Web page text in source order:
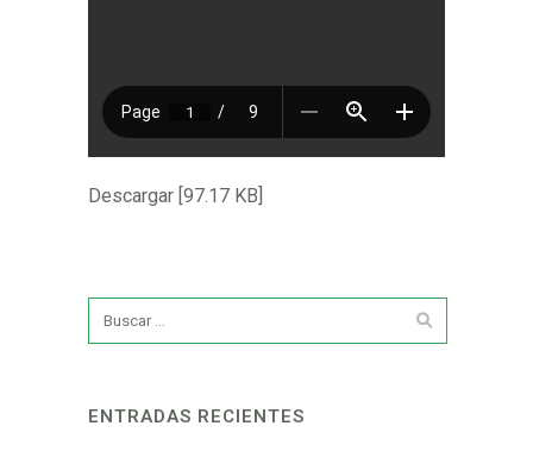
Descargar [97.17 KB]
ENTRADAS RECIENTES